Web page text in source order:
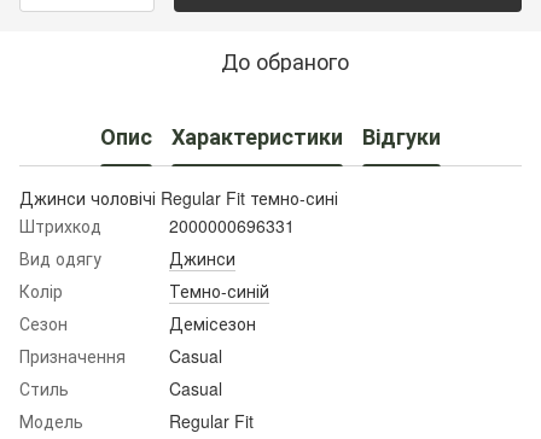
До обраного
Опис Характеристики Відгуки
Джинси чоловічі Regular Fit темно-сині
Штрихкод
2000000696331
Вид одягу
Джинси
Колір
Темно-синій
Сезон
Демісезон
Призначення
Casual
Стиль
Casual
Модель
Regular Fit